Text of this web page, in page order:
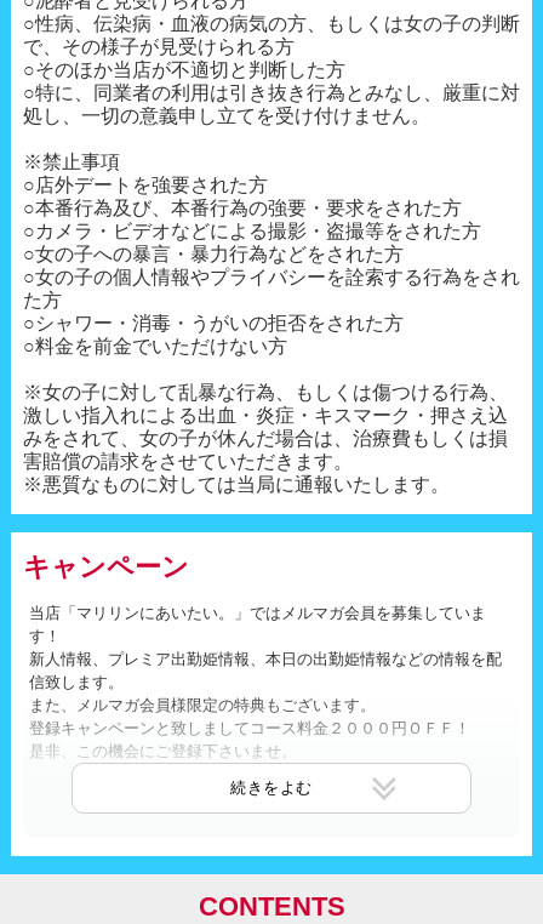
○性病、伝染病・血液の病気の方、もしくは女の子の判断
で、その様子が見受けられる方
○そのほか当店が不適切と判断した方
○特に、同業者の利用は引き抜き行為とみなし、厳重に対
処し、一切の意義申し立てを受け付けません。
※禁止事項
○店外デートを強要された方
○本番行為及び、本番行為の強要・要求をされた方
○カメラ・ビデオなどによる撮影・盗撮等をされた方
○女の子への暴言・暴力行為などをされた方
○女の子の個人情報やプライバシーを詮索する行為をされ
た方
○シャワー・消毒・うがいの拒否をされた方
○料金を前金でいただけない方
※女の子に対して乱暴な行為、もしくは傷つける行為、
激しい指入れによる出血・炎症・キスマーク・押さえ込
みをされて、女の子が休んだ場合は、治療費もしくは損
害賠償の請求をさせていただきます。
※悪質なものに対しては当局に通報いたします。
キャンペーン
当店「マリリンにあいたい。」ではメルマガ会員を募集していま
す！
新人情報、プレミア出勤姫情報、本日の出勤姫情報などの情報を配
信致します。
また、メルマガ会員様限定の特典もございます。
登録キャンペーンと致しましてコース料金２０００円ＯＦＦ！
是非、この機会にご登録下さいませ。
登録はmailto:member@maririn-aitai.comに空メールを送って下さ
携帯アドレスで登録される場合でドメイン指定されている方はmariri
CONTENTS